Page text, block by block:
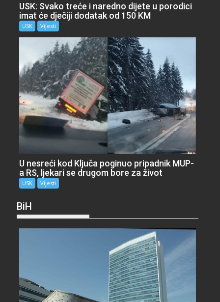
USK: Svako treće i naredno dijete u porodici
imat će dječiji dodatak od 150 KM
USK Vijesti
U nesreći kod Ključa poginuo pripadnik MUP-
a RS, ljekari se drugom bore za život
USK Vijesti
BiH